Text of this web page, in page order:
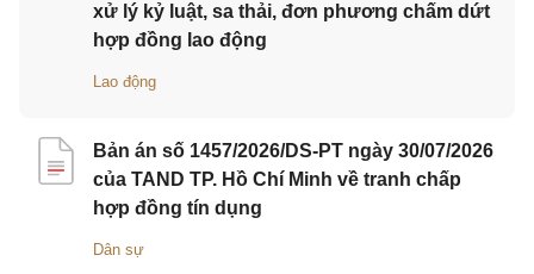
xử lý kỷ luật, sa thải, đơn phương chấm dứt
hợp đồng lao động
Lao động
Bản án số 1457/2026/DS-PT ngày 30/07/2026
của TAND TP. Hồ Chí Minh về tranh chấp
hợp đồng tín dụng
Dân sự